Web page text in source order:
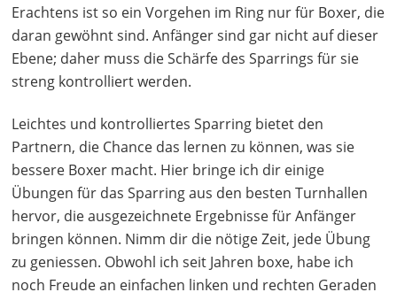
Erachtens ist so ein Vorgehen im Ring nur für Boxer, die
daran gewöhnt sind. Anfänger sind gar nicht auf dieser
Ebene; daher muss die Schärfe des Sparrings für sie
streng kontrolliert werden.
Leichtes und kontrolliertes Sparring bietet den
Partnern, die Chance das lernen zu können, was sie
bessere Boxer macht. Hier bringe ich dir einige
Übungen für das Sparring aus den besten Turnhallen
hervor, die ausgezeichnete Ergebnisse für Anfänger
bringen können. Nimm dir die nötige Zeit, jede Übung
zu geniessen. Obwohl ich seit Jahren boxe, habe ich
noch Freude an einfachen linken und rechten Geraden